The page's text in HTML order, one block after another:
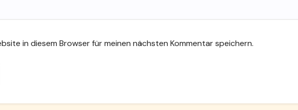
in diesem Browser für meinen nächsten Kommentar speichern.